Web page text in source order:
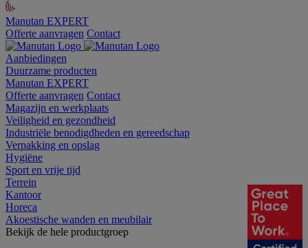
Manutan EXPERT
Offerte aanvragen Contact
Aanbiedingen
Duurzame producten
Manutan EXPERT
Offerte aanvragen Contact
Magazijn en werkplaats
Veiligheid en gezondheid
Industriële benodigdheden en gereedschap
Verpakking en opslag
Hygiëne
Sport en vrije tijd
Terrein
Kantoor
Horeca
Akoestische wanden en meubilair
Bekijk de hele productgroep